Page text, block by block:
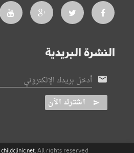
النشرة البريدية
أدخل بريدك الإلكتروني
اشترك الآن
childclinic.net, All rights reserved